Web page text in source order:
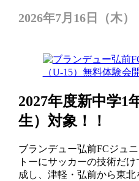
2026年7月16日（木）
2027年度新中学1
生）対象！！
ブランデュー弘前FCジュ
トーにサッカーの技術だ
成し、津軽・弘前から東